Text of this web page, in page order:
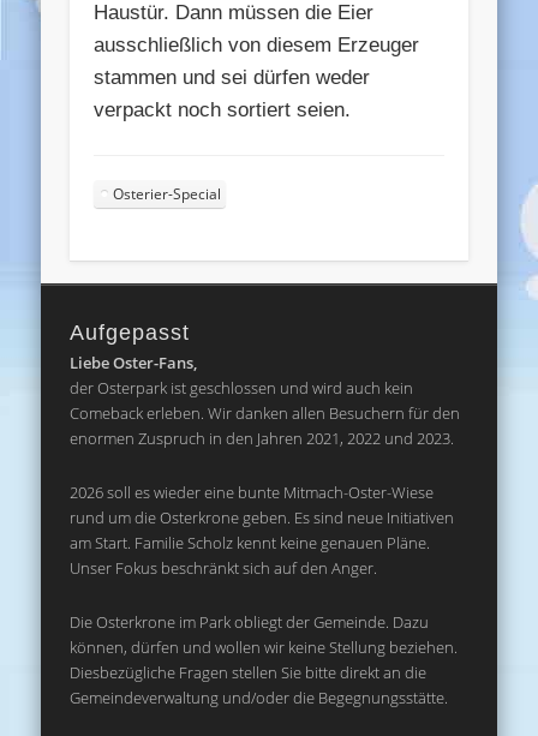
Haustür. Dann müssen die Eier
ausschließlich von diesem Erzeuger
stammen und sei dürfen weder
verpackt noch sortiert seien.
Osterier-Special
Aufgepasst
Liebe Oster-Fans,
der Osterpark ist geschlossen und wird auch kein
Comeback erleben. Wir danken allen Besuchern für den
enormen Zuspruch in den Jahren 2021, 2022 und 2023.
2026 soll es wieder eine bunte Mitmach-Oster-Wiese
rund um die Osterkrone geben. Es sind neue Initiativen
am Start. Familie Scholz kennt keine genauen Pläne.
Unser Fokus beschränkt sich auf den Anger.
Die Osterkrone im Park obliegt der Gemeinde. Dazu
können, dürfen und wollen wir keine Stellung beziehen.
Diesbezügliche Fragen stellen Sie bitte direkt an die
Gemeindeverwaltung und/oder die Begegnungsstätte.